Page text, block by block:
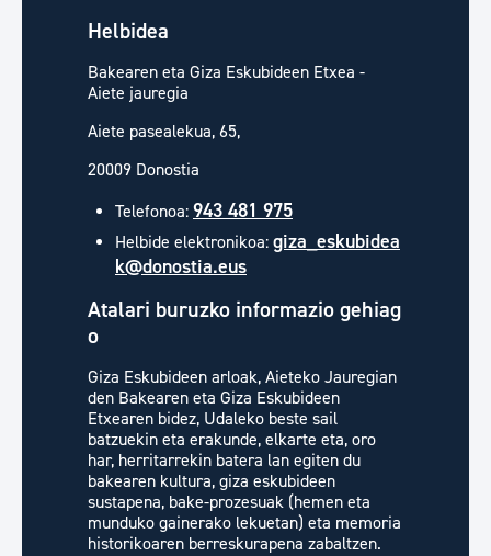
Helbidea
Bakearen eta Giza Eskubideen Etxea -
Aiete jauregia
Aiete pasealekua, 65,
20009 Donostia
Telefonoa: 943 481 975
Helbide elektronikoa: giza_eskubidea
k@donostia.eus
Atalari buruzko informazio gehiag
o
Giza Eskubideen arloak, Aieteko Jauregian
den Bakearen eta Giza Eskubideen
Etxearen bidez, Udaleko beste sail
batzuekin eta erakunde, elkarte eta, oro
har, herritarrekin batera lan egiten du
bakearen kultura, giza eskubideen
sustapena, bake-prozesuak (hemen eta
munduko gainerako lekuetan) eta memoria
historikoaren berreskurapena zabaltzen.